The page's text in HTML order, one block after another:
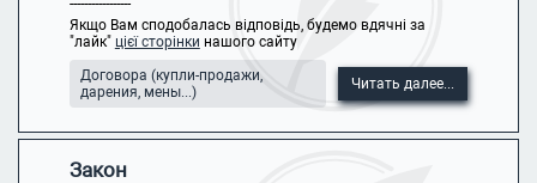
-----------------
Якщо Вам сподобалась відповідь, будемо вдячні за
"лайк" цієї сторінки нашого сайту
Договора (купли-продажи,
дарения, мены...)
Читать далее...
Закон